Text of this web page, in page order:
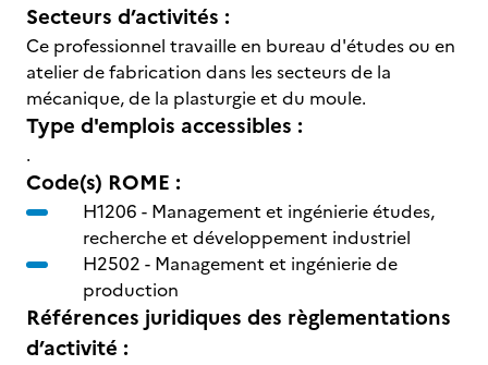
Secteurs d’activités :
Ce professionnel travaille en bureau d'études ou en
atelier de fabrication dans les secteurs de la
mécanique, de la plasturgie et du moule.
Type d'emplois accessibles :
.
Code(s) ROME :
H1206 - Management et ingénierie études,
recherche et développement industriel
H2502 - Management et ingénierie de
production
Références juridiques des règlementations
d’activité :